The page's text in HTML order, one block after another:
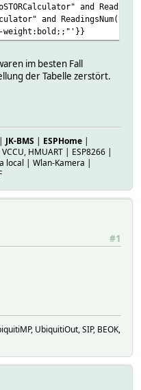
and
and
weight:bold;;"'}}
im besten Fall
der Tabelle zerstört.
| JK-BMS | ESPHome |
HMUART | ESP8266 |
local | Wlan-Kamera |
#1
UbiquitiOut, SIP, BEOK,